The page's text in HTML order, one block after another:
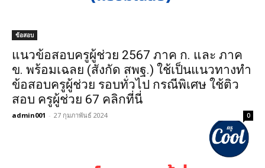
ข้อสอบ
แนวข้อสอบครูผู้ช่วย 2567 ภาค ก. และ ภาค
ข. พร้อมเฉลย (สังกัด สพฐ.) ใช้เป็นแนวทางทำ
ข้อสอบครูผู้ช่วย รอบทั่วไป กรณีพิเศษ ใช้ติว
สอบ ครูผู้ช่วย 67 คลิกที่นี่
admin001 - 27 กุมภาพันธ์ 2024 0